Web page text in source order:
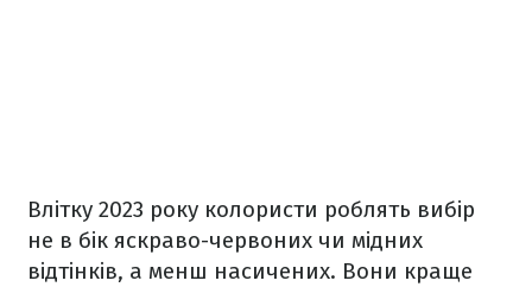
Влітку 2023 року колористи роблять вибір
не в бік яскраво-червоних чи мідних
відтінків, а менш насичених. Вони краще